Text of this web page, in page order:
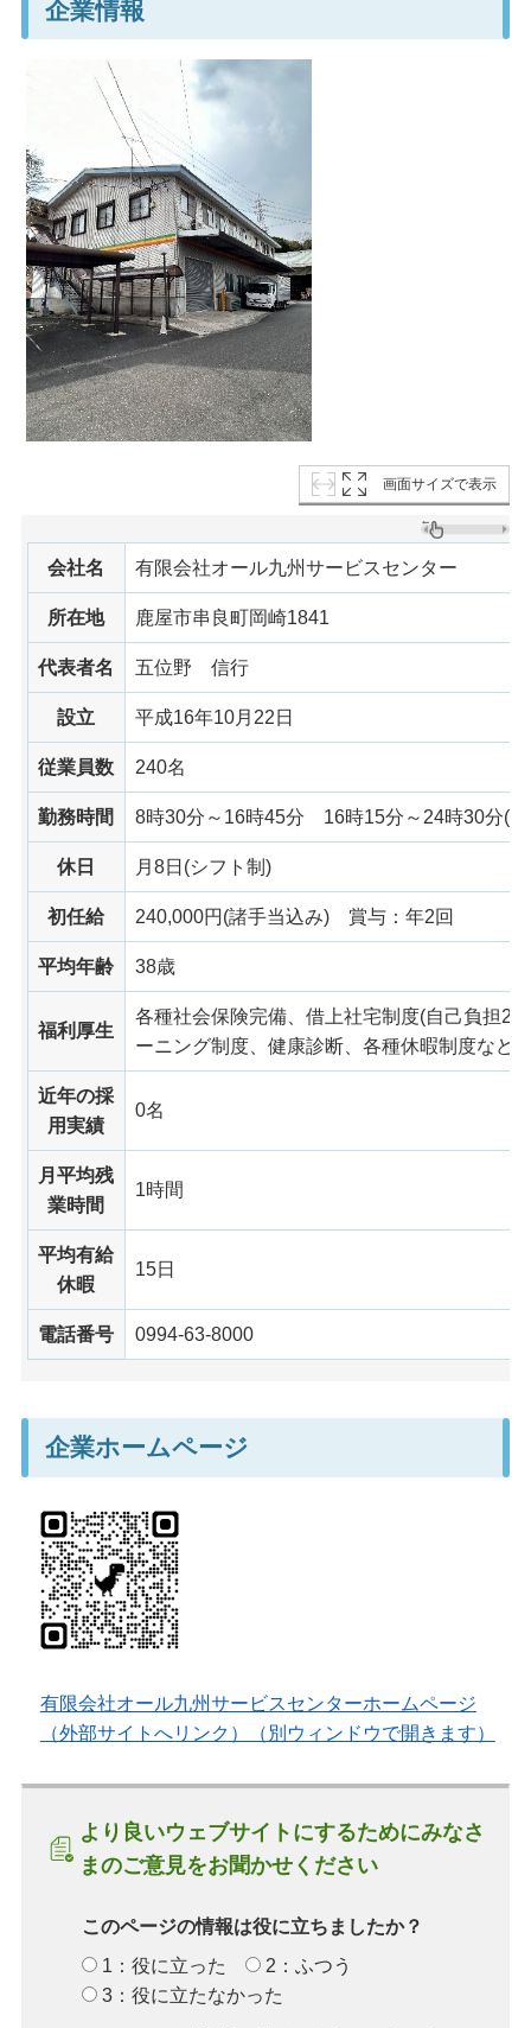
企業情報
画面サイズで表示
会社名 有限会社オール九州サービスセンター
所在地 鹿屋市串良町岡崎1841
代表者名 五位野 信行
設立 平成16年10月22日
従業員数 240名
勤務時間 8時30分～16時45分 16時15分 ～24時30分(
休日 月8日(シフト制)
初任給 240,000円(諸手当込み) 賞与：年2回
平均年齢 38歳
福利厚生
各種社会保険完備、借上社宅制度(自己負担2
ーニング制度、健康診断、各種休暇制度など
近年の採
用実績
0名
月平均残
業時間
1時間
平均有給
休暇
15日
電話番号 0994-63-8000
企業ホームページ
有限会社オール九州サービスセンターホームページ
（外部サイトへリンク）（別ウィンドウで開きます）
より良いウェブサイトにするためにみなさ
まのご意見をお聞かせください
このページの情報は役に立ちましたか？
1：役に立った
2：ふつう
3：役に立たなかった